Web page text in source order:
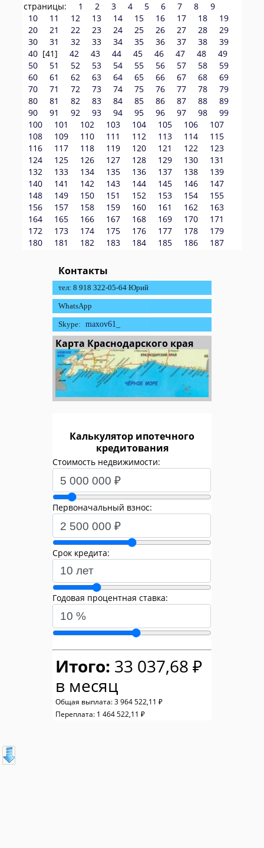
страницы: 1 2 3 4 5 6 7 8
9
10
11 12 13 14 15 16 17 18
19
20
21 22 23 24 25 26 27 28
29
30
31 32 33 34 35 36 37 38
39
40 [41] 42 43 44 45 46 47 48
49
50
51 52 53 54 55 56 57 58
59
60
61 62 63 64 65 66 67 68
69
70
71 72 73 74 75 76 77 78
79
80
81 82 83 84 85 86 87 88
89
90
91 92 93 94 95 96 97 98
99
100
101 102 103 104 105 106
107
108
109 110 111 112 113 114
115
116
117 118 119 120 121 122
123
124
125 126 127 128 129 130
131
132
133 134 135 136 137 138
139
140
141 142 143 144 145 146
147
148
149 150 151 152 153 154
155
156
157 158 159 160 161 162
163
164
165 166 167 168 169 170
171
172
173 174 175 176 177 178
179
180
181 182 183 184 185 186 187
Контакты
тел: 8 918 322-05-64 Юрий
WhatsApp
Skype: maxov61_
Карта Краснодарского края
Калькулятор ипотечного
кредитования
Стоимость недвижимости:
Первоначальный взнос:
Срок кредита:
Годовая процентная ставка:
Итого: 33 037,68 ₽
в месяц
Общая выплата: 3 964 522,11 ₽
Переплата: 1 464 522,11 ₽